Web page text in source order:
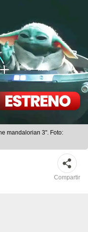
mandalorian 3". Foto:
Compartir